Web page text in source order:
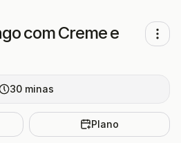
com Creme e
30 minas
Plano